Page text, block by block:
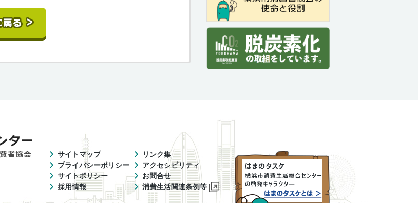
サイトマップ
リンク集
プライバシーポリシー
アクセシビリティ
サイトポリシー
お問合せ
採用情報
消費生活関連条例等